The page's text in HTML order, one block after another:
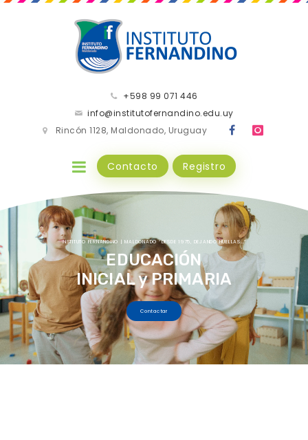
+598 99 071 446
info@institutofernandino.edu.uy
Rincón 1128, Maldonado, Uruguay
Contacto Registro
INSTITUTO FERNANDINO | MALDONADO “DESDE 1975, DEJANDO HUELLAS…”
EDUCACIÓN
INICIAL y PRIMARIA
Contactar